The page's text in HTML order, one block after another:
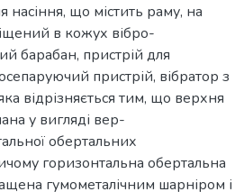
що містить раму, на
в кожух вібро-
барабан, пристрій для
пристрій, вібратор з
відрізняється тим, що верхня
у вигляді вер-
обертальних
горизонтальна обертальна
гумометалічним шарніром і